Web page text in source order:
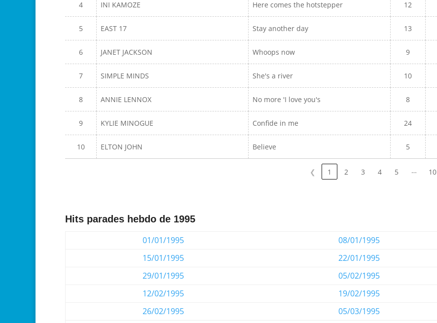
4 INI KAMOZE Here comes the hotstepper 12
5 EAST 17 Stay another day 13
6 JANET JACKSON Whoops now 9
7 SIMPLE MINDS She's a river 10
8 ANNIE LENNOX No more 'I love you's 8
9 KYLIE MINOGUE Confide in me 24
10 ELTON JOHN Believe 5
❮ 1 2 3 4 5 … 10
Hits parades hebdo de 1995
01/01/1995
08/01/1995
15/01/1995
22/01/1995
29/01/1995
05/02/1995
12/02/1995
19/02/1995
26/02/1995
05/03/1995